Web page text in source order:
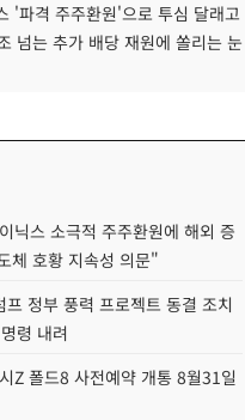
'파격 주주환원'으로 투심 달래고
넘는 추가 배당 재원에 쏠리는 눈
닉스 소극적 주주환원에 해외 증
체 호황 지속성 의문"
정부 풍력 프로젝트 동결 조치
령 내려
Z 폴드8 사전예약 개통 8월31일